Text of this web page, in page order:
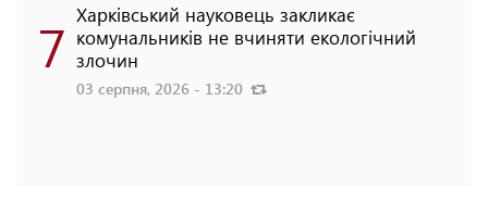
7 Харківський науковець закликає
комунальників не вчиняти екологічний
злочин
03 серпня, 2026 - 13:20